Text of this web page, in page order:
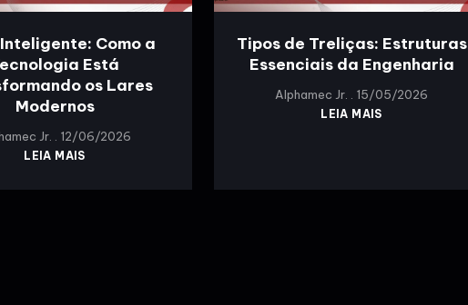
Como a
Está
os Lares
Modernos
Jr. 12/06/2026
LEIA MAIS
Tipos de Treliças: Estruturas
Essenciais da Engenharia
Alphamec Jr. 15/05/2026
LEIA MAIS